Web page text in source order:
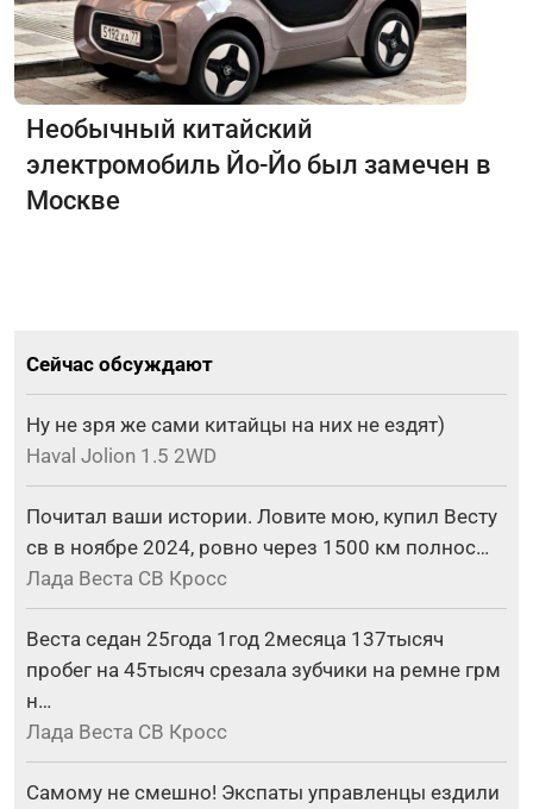
Необычный китайский
электромобиль Йо-Йо был замечен в
Москве
Сейчас обсуждают
Ну не зря же сами китайцы на них не ездят)
Haval Jolion 1.5 2WD
Почитал ваши истории. Ловите мою, купил Весту
св в ноябре 2024, ровно через 1500 км полнос…
Лада Веста СВ Кросс
Веста седан 25года 1год 2месяца 137тысяч
пробег на 45тысяч срезала зубчики на ремне грм
н…
Лада Веста СВ Кросс
Самому не смешно! Экспаты управленцы ездили